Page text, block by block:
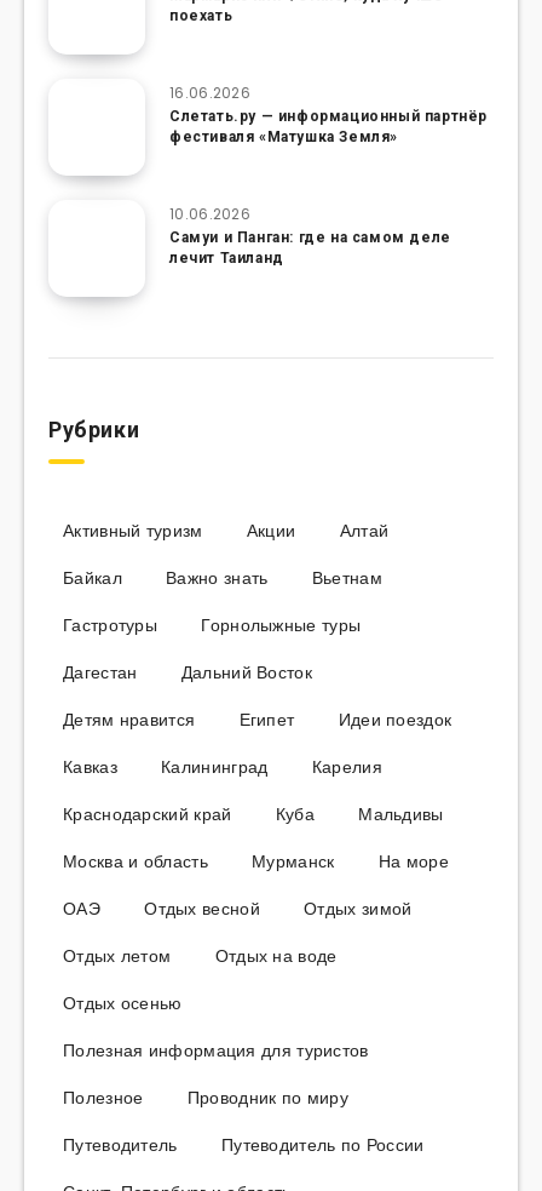
поехать
16.06.2026
Слетать.ру — информационный партнёр
фестиваля «Матушка Земля»
10.06.2026
Самуи и Панган: где на самом деле
лечит Таиланд
Рубрики
Активный туризм Акции
Алтай
Байкал
Важно знать
Вьетнам
Гастротуры
Горнолыжные туры
Дагестан
Дальний Восток
Детям нравится
Египет
Идеи поездок
Кавказ
Калининград
Карелия
Краснодарский край
Куба
Мальдивы
Москва и область
Мурманск
На море
ОАЭ
Отдых весной
Отдых зимой
Отдых летом
Отдых на воде
Отдых осенью
Полезная информация для туристов
Полезное
Проводник по миру
Путеводитель
Путеводитель по России